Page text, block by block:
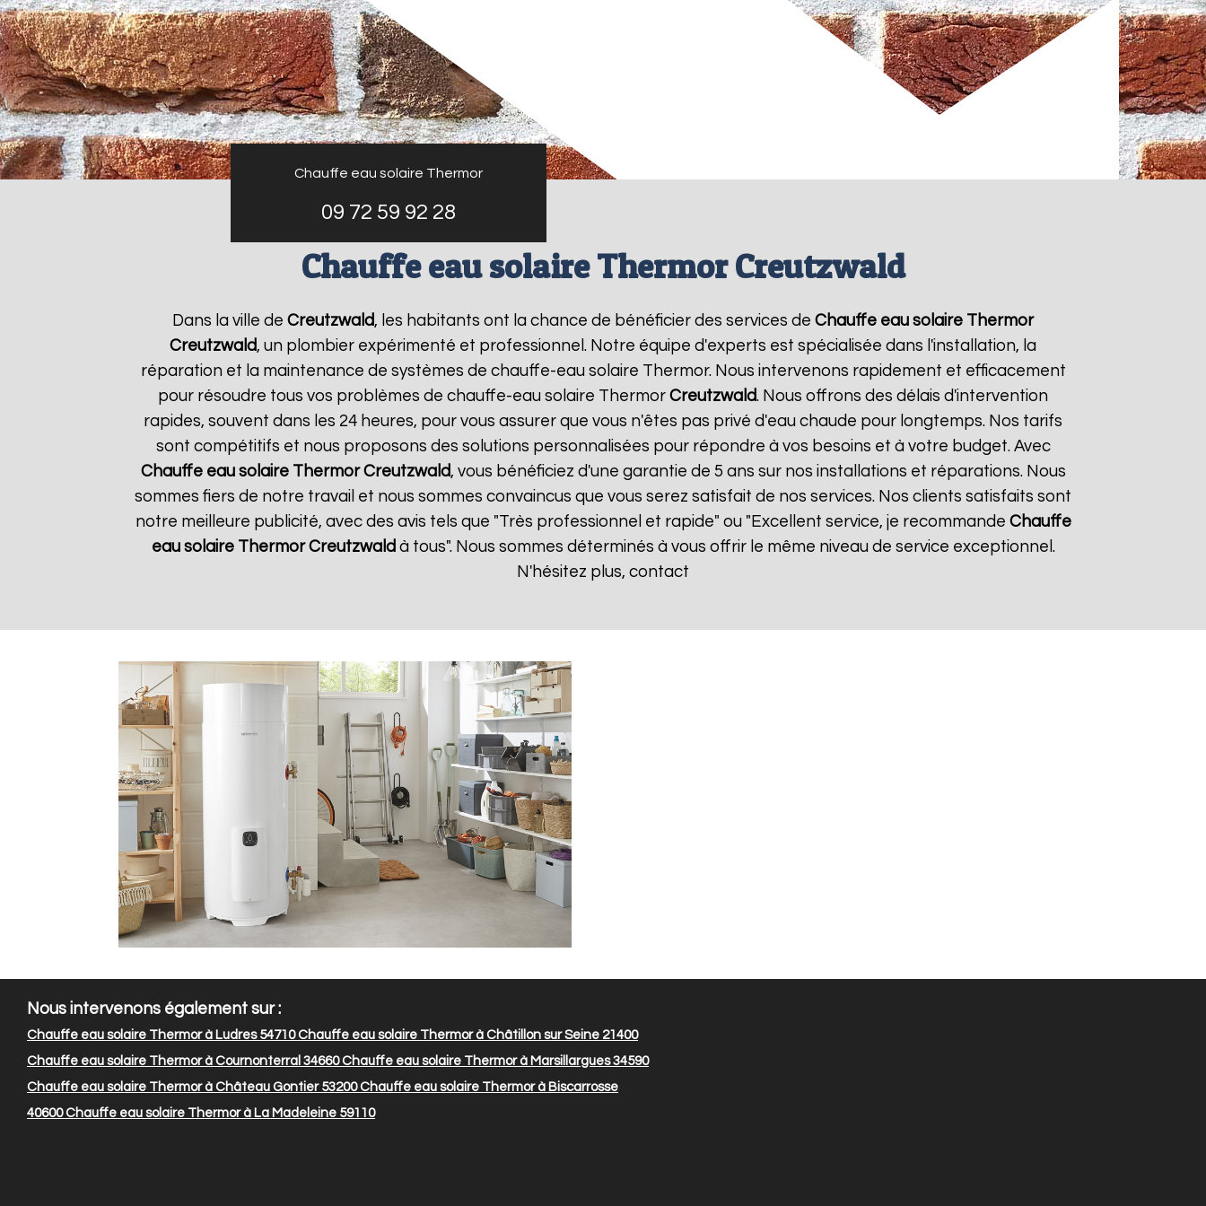
Chauffe eau solaire Thermor
09 72 59 92 28
Chauffe eau solaire Thermor Creutzwald
Dans la ville de Creutzwald, les habitants ont la chance de bénéficier des services de Chauffe eau solaire Thermor
Creutzwald, un plombier expérimenté et professionnel. Notre équipe d'experts est spécialisée dans l'installation, la
réparation et la maintenance de systèmes de chauffe-eau solaire Thermor. Nous intervenons rapidement et efficacement
pour résoudre tous vos problèmes de chauffe-eau solaire Thermor Creutzwald. Nous offrons des délais d'intervention
rapides, souvent dans les 24 heures, pour vous assurer que vous n'êtes pas privé d'eau chaude pour longtemps. Nos tarifs
sont compétitifs et nous proposons des solutions personnalisées pour répondre à vos besoins et à votre budget. Avec
Chauffe eau solaire Thermor Creutzwald, vous bénéficiez d'une garantie de 5 ans sur nos installations et réparations. Nous
sommes fiers de notre travail et nous sommes convaincus que vous serez satisfait de nos services. Nos clients satisfaits sont
notre meilleure publicité, avec des avis tels que "Très professionnel et rapide" ou "Excellent service, je recommande Chauffe
eau solaire Thermor Creutzwald à tous". Nous sommes déterminés à vous offrir le même niveau de service exceptionnel.
N'hésitez plus, contact
Nous intervenons également sur :
Chauffe eau solaire Thermor à Ludres 54710Chauffe eau solaire Thermor à Châtillon sur Seine 21400
Chauffe eau solaire Thermor à Cournonterral 34660Chauffe eau solaire Thermor à Marsillargues 34590
Chauffe eau solaire Thermor à Château Gontier 53200Chauffe eau solaire Thermor à Biscarrosse
40600Chauffe eau solaire Thermor à La Madeleine 59110